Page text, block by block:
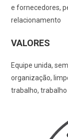
e fornecedores,
relacionamento
VALORES
Equipe unida,
organização,
trabalho,